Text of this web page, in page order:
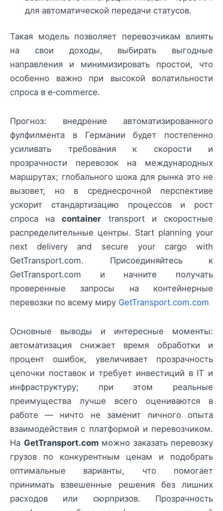
для автоматической передачи статусов.
Такая модель позволяет перевозчикам влиять
на свои доходы, выбирать выгодные
направления и минимизировать простои, что
особенно важно при высокой волатильности
спроса в e‑commerce.
Прогноз: внедрение автоматизированного
фулфилмента в Германии будет постепенно
усиливать требования к скорости и
прозрачности перевозок на международных
маршрутах; глобального шока для рынка это не
вызовет, но в среднесрочной перспективе
ускорит стандартизацию процессов и рост
спроса наcontainer transport и скоростные
распределительные центры. Start planning your
next delivery and secure your cargo with
GetTransport.com. Присоединяйтесь к
GetTransport.com и начните получать
проверенные запросы на контейнерные
перевозки по всему миру GetTransport.com.com
Основные выводы и интересные моменты:
автоматизация снижает время обработки и
процент ошибок, увеличивает прозрачность
цепочки поставок и требует инвестиций в IT и
инфраструктуру; при этом реальные
преимущества лучше всего оцениваются в
работе — ничто не заменит личного опыта
взаимодействия с платформой и перевозчиком.
На GetTransport.comможно заказать перевозку
грузов по конкурентным ценам и подобрать
оптимальные варианты, что помогает
принимать взвешенные решения без лишних
расходов или сюрпризов. Прозрачность